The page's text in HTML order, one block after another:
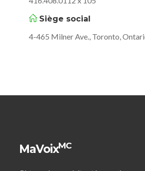
Siège social
4-465 Milner Ave., Toronto,
MaVoixMC